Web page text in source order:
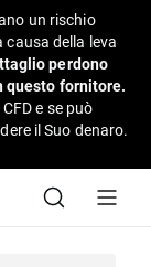
un rischio
della leva
perdono
questo fornitore.
e se può
il Suo denaro.